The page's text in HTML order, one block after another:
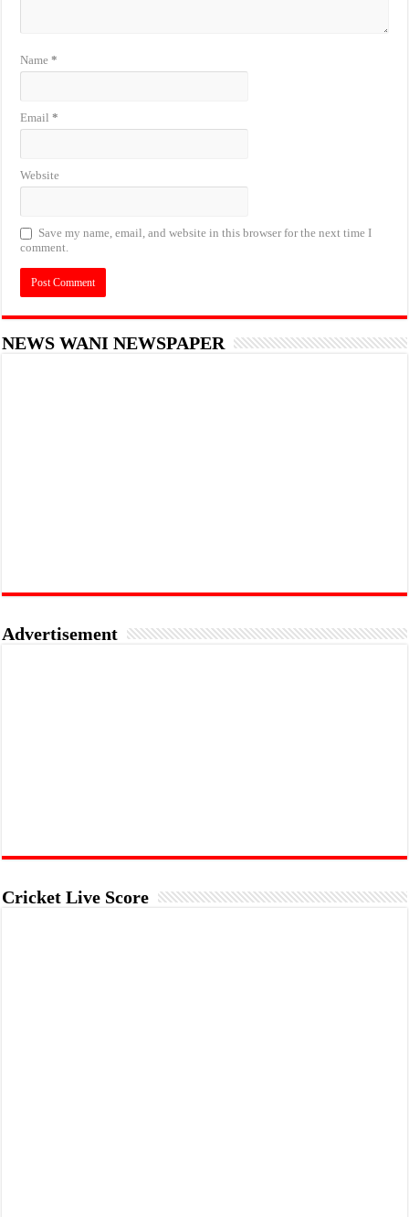
Name*
Email*
Website
Save my name, email, and website in this browser for the next time I
comment.
NEWS WANI NEWSPAPER
Advertisement
Cricket Live Score